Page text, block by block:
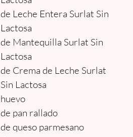
de Leche Entera Surlat Sin
Lactosa
de Mantequilla Surlat Sin
Lactosa
de Crema de Leche Surlat
Sin Lactosa
huevo
de pan rallado
de queso parmesano